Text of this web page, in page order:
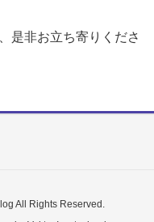
是非お立ち寄りくださ
All Rights Reserved.